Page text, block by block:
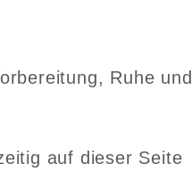
Ruhe und
auf dieser Seite